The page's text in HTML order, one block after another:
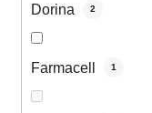
Dorina 2
Farmacell 1